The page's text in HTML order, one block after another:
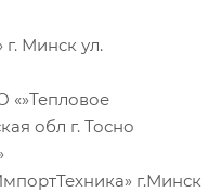
г. Минск ул.
«»Тепловое
обл г. Тосно
г.Минск